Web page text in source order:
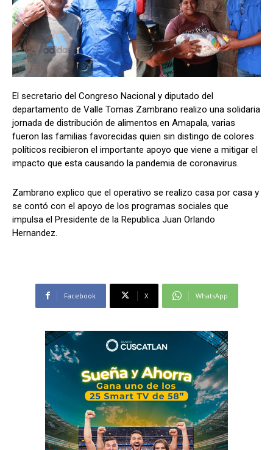
Comparta
Facebook X WhatsApp
Comparta
Facebook X WhatsApp
El secretario del Congreso Nacional y diputado del
departamento de Valle Tomas Zambrano realizo una solidaria
jornada de distribución de alimentos en Amapala, varias
fueron las familias favorecidas quien sin distingo de colores
políticos recibieron el importante apoyo que viene a mitigar el
impacto que esta causando la pandemia de coronavirus.
Zambrano explico que el operativo se realizo casa por casa y
se contó con el apoyo de los programas sociales que
impulsa el Presidente de la Republica Juan Orlando
Hernandez.
Facebook X WhatsApp